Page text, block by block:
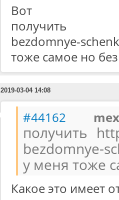
Вот
получить
bezdomnye-
тоже самое но
2019-03-04 14:08
#44162
получить
bezdomnye-
у меня тоже
Какое это имеет